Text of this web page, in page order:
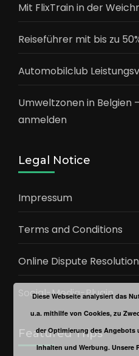
Mit FlixTrain in der
Reiseführer mit bis zu
Automobilclub
Umweltzonen in Belgien
anmelden
Legal Notice
Impressum
Terms and Conditions
Online Dispute Resolution
Social-Media-Plugin
Featured Trips
Diese Webseite analysiert das
u.a. mithilfe von Cookies, zu
der Optimierung des Angebots
Inhalten und Werbung. Unsere